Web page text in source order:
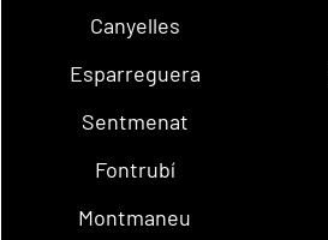
Canyelles
Esparreguera
Sentmenat
Fontrubí
Montmaneu